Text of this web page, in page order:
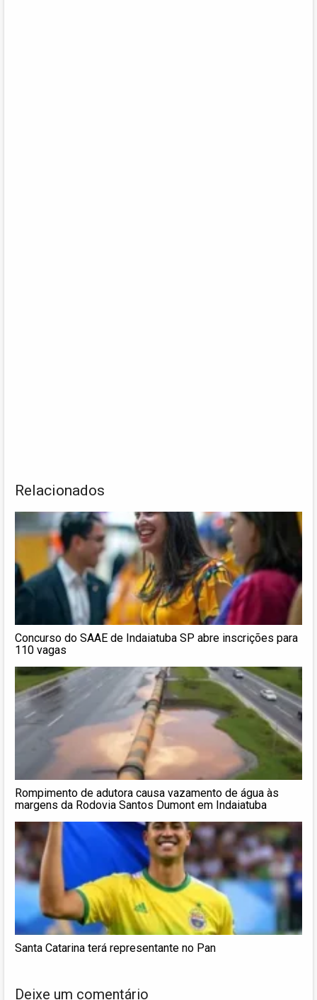
Relacionados
Concurso do SAAE de Indaiatuba SP abre inscrições para
110 vagas
Rompimento de adutora causa vazamento de água às
margens da Rodovia Santos Dumont em Indaiatuba
Santa Catarina terá representante no Pan
Deixe um comentário